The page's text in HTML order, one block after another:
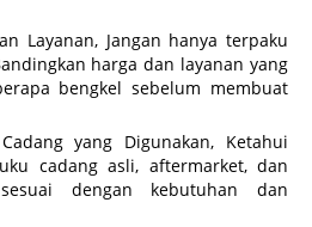
Layanan, Jangan hanya terpaku
harga dan layanan yang
bengkel sebelum membuat
yang Digunakan, Ketahui
cadang asli, aftermarket, dan
dengan kebutuhan dan